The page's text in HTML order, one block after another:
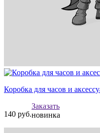
Коробка для часов и
140 руб.
Заказать
новинка